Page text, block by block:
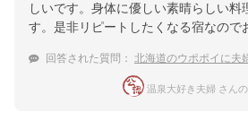
しいです。身体に優しい素晴らしい料
す。是非リピートしたくなる宿なので
回答された質問： 北海道のウポポイに夫婦で行く予定です。ウ
温泉大好き夫婦 さん